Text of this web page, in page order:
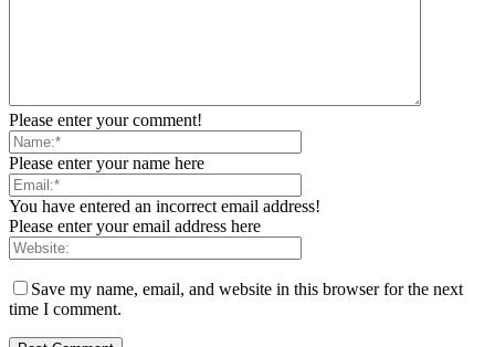
Please enter your comment!
Please enter your name here
You have entered an incorrect email address!
Please enter your email address here
Save my name, email, and website in this browser for the next
time I comment.